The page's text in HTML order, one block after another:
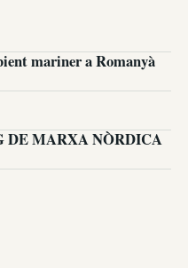
mariner a Romanyà
DE MARXA NÒRDICA